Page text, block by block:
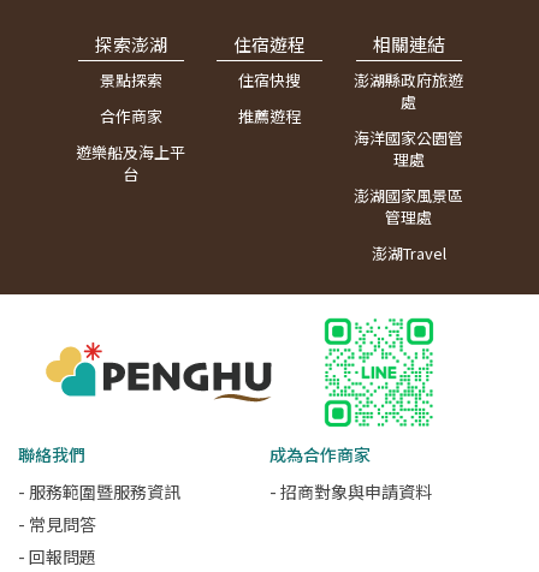
探索澎湖
景點探索
合作商家
遊樂船及海上平
台
住宿遊程
住宿快搜
推薦遊程
相關連結
澎湖縣政府旅遊
處
海洋國家公園管
理處
澎湖國家風景區
管理處
澎湖Travel
聯絡我們
- 服務範圍暨服務資訊
- 常見問答
- 回報問題
成為合作商家
- 招商對象與申請資料